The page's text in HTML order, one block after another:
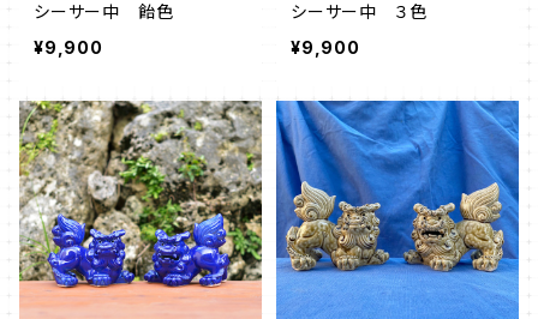
シーサー中 飴色
¥9,900
シーサー中 ３色
¥9,900